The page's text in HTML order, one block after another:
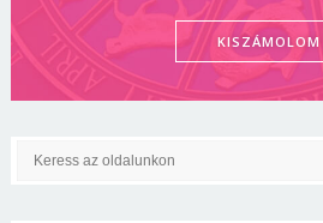
KISZÁMOLOM